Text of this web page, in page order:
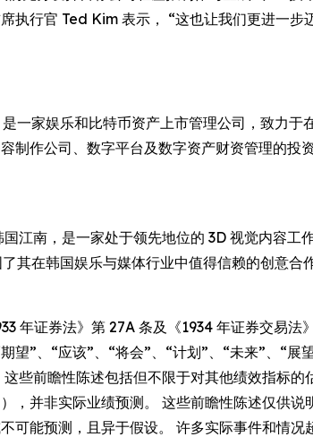
执行官 Ted Kim 表示， “这也让我们更进一步
一家娱乐和比特币资产上市管理公司，致力于
制作公司、数字平台及数字资产财资管理的投资
江南，是一家处于领先地位的 3D 视觉内容
其在韩国娱乐与媒体行业中值得信赖的创意合
年证券法》第 27A 条及《1934 年证券交易
望”、“应该”、“将会”、“计划”、“未来”、“
些前瞻性陈述包括但不限于对其他绩效指标
，并非实际业绩预测。 这些前瞻性陈述仅供
可能预测，且异于假设。 许多实际事件和情